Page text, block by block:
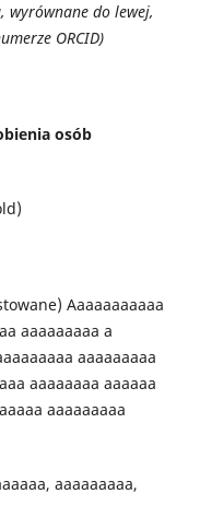
wyrównane do lewej,
ORCID)
osób
Aaaaaaaaaaa
aaaaaaaaa a
aaaaaaaaa
aaaaaaaa aaaaaa
aaaaaaaaa
aaaaaaaaa,